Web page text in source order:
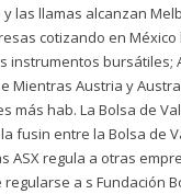
las llamas alcanzan
cotizando en
instrumentos bursátiles;
Mientras Austria y
más hab. La Bolsa de
fusin entre la Bolsa de
ASX regula a otras
regularse a s Fundación